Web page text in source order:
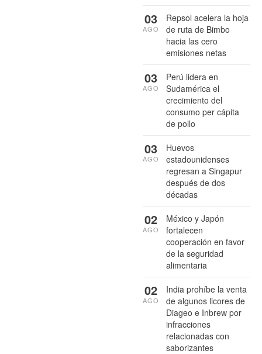
Repsol acelera la hoja
de ruta de Bimbo
hacia las cero
emisiones netas
03
AGO
Perú lidera en
Sudamérica el
crecimiento del
consumo per cápita
de pollo
03
AGO
Huevos
estadounidenses
regresan a Singapur
después de dos
décadas
03
AGO
México y Japón
fortalecen
cooperación en favor
de la seguridad
alimentaria
02
AGO
India prohíbe la venta
de algunos licores de
Diageo e Inbrew por
infracciones
relacionadas con
saborizantes
02
AGO